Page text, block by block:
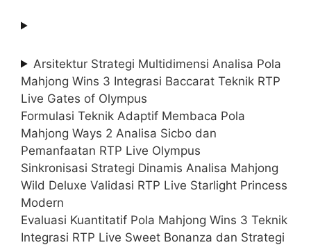
Arsitektur Strategi Multidimensi Analisa Pola
Mahjong Wins 3 Integrasi Baccarat Teknik RTP
Live Gates of Olympus
Formulasi Teknik Adaptif Membaca Pola
Mahjong Ways 2 Analisa Sicbo dan
Pemanfaatan RTP Live Olympus
Sinkronisasi Strategi Dinamis Analisa Mahjong
Wild Deluxe Validasi RTP Live Starlight Princess
Modern
Evaluasi Kuantitatif Pola Mahjong Wins 3 Teknik
Integrasi RTP Live Sweet Bonanza dan Strategi